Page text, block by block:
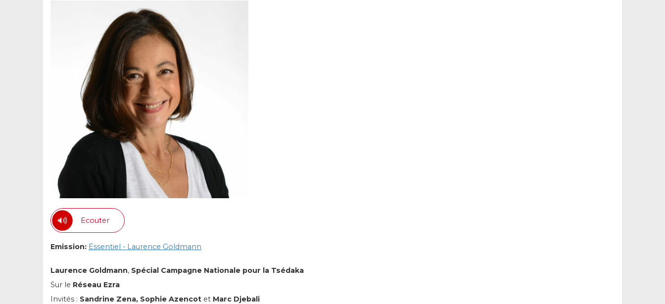
Ecouter
Emission: Essentiel - Laurence Goldmann
Laurence Goldmann, Spécial Campagne Nationale pour la Tsédaka
Sur le Réseau Ezra
Invités : Sandrine Zena, Sophie Azencot et Marc Djebali